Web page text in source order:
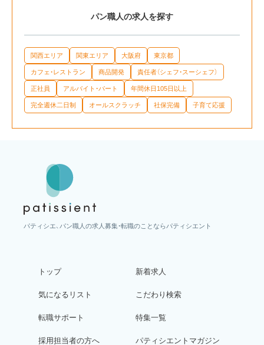
パン職人の求人を探す
関西エリア 関東エリア 大阪府 東京都
カフェ・レストラン 商品開発 責任者（シェフ・スーシェフ）
正社員 アルバイト・パート 年間休日105日以上
完全週休二日制 オールスクラッチ 社保完備 子育て応援
パティシエ、パン職人の求人募集・転職のことならパティシエント
トップ
気になるリスト
転職サポート
採用担当者の方へ
新着求人
こだわり検索
特集一覧
パティシエントマガジン